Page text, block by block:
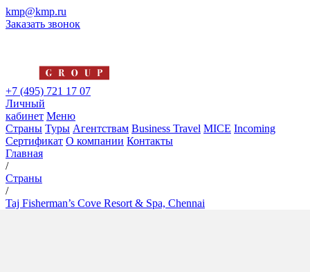
kmp@kmp.ru
Заказать звонок
+7 (495) 721 17 07
Личный
кабинет Меню
Страны Туры Агентствам Business Travel MICE Incoming
Сертификат О компании Контакты
Главная
/
Страны
/
Taj Fisherman’s Cove Resort & Spa, Chennai